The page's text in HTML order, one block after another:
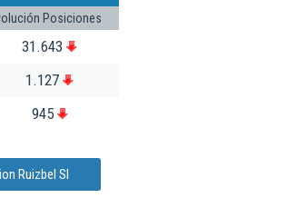
Posiciones
31.643
1.127
945
Ruizbel Sl